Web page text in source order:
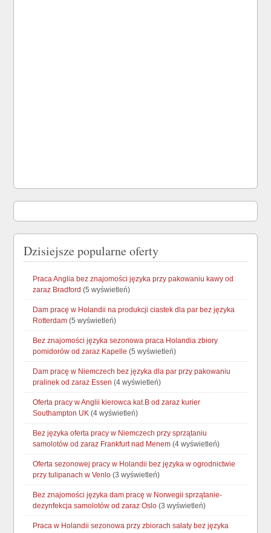
Dzisiejsze popularne oferty
Praca Anglia bez znajomości języka przy pakowaniu kawy od
zaraz Bradford (5 wyświetleń)
Dam pracę w Holandii na produkcji ciastek dla par bez języka
Rotterdam (5 wyświetleń)
Bez znajomości języka sezonowa praca Holandia zbiory
pomidorów od zaraz Kapelle (5 wyświetleń)
Dam pracę w Niemczech bez języka dla par przy pakowaniu
pralinek od zaraz Essen (4 wyświetleń)
Oferta pracy w Anglii kierowca kat.B od zaraz kurier
Southampton UK (4 wyświetleń)
Bez języka oferta pracy w Niemczech przy sprzątaniu
samolotów od zaraz Frankfurt nad Menem (4 wyświetleń)
Oferta sezonowej pracy w Holandii bez języka w ogrodnictwie
przy tulipanach w Venlo (3 wyświetleń)
Bez znajomości języka dam pracę w Norwegii sprzątanie-
dezynfekcja samolotów od zaraz Oslo (3 wyświetleń)
Praca w Holandii sezonowa przy zbiorach sałaty bez języka